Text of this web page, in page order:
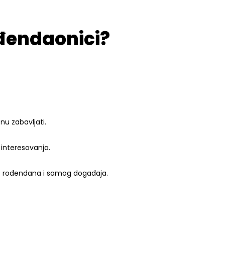
zabavljati.
i samog događaja.